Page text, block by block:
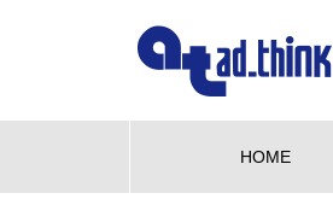
HOME